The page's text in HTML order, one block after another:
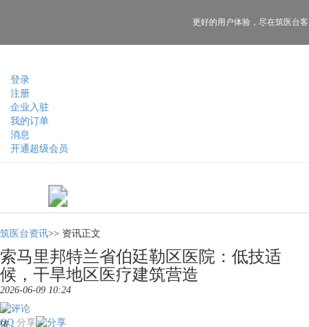
登录
注册
企业入驻
我的订单
消息
开通超级会员
更好的用户体验， 尽在筑医台
筑医台资讯>> 资讯正文
索马里邦特兰省伯廷勒区医院：低技适
候，干旱地区医疗建筑营造
2026-06-09 10:24
分享
QQ
依